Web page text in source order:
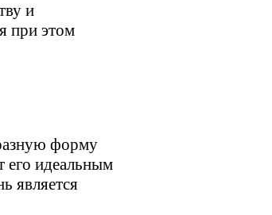
и
при этом
форму
его идеальным
является